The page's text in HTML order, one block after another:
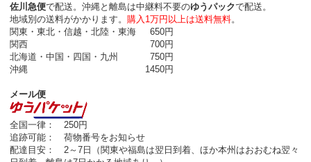
佐川急便で配送。沖縄と離島は中継料不要のゆうパックで配送。
地域別の送料がかかります。 購入1万円以上は送料無料。
関東・東北・信越・北陸・東海
650円
関西
700円
北海道・中国・四国・九州
750円
沖縄
1450円
メール便
全国一律： 250円
追跡可能： 荷物番号をお知らせ
配達目安： 2～7日（関東や福島は翌日到着、ほか本州はおおむね翌々